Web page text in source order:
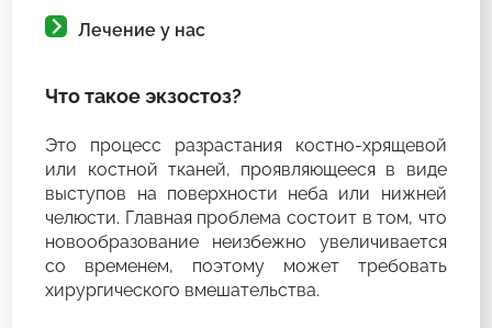
Лечение у нас
Что такое экзостоз?
Это процесс разрастания костно-хрящевой
или костной тканей, проявляющееся в виде
выступов на поверхности неба или нижней
челюсти. Главная проблема состоит в том, что
новообразование неизбежно увеличивается
со временем, поэтому может требовать
хирургического вмешательства.